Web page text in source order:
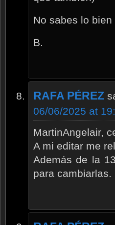
No sabes lo
B.
RAFA PÉREZ
06/06/2025 at
MartinAngelair,
A mi editar me
Además de la
para cambiarlas.